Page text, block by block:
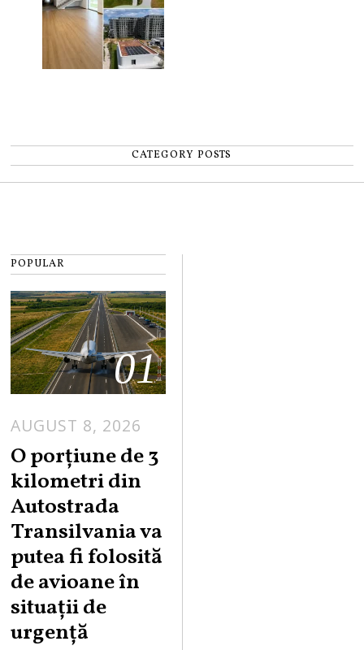
CATEGORY POSTS
POPULAR
01
AUGUST 8, 2026
U
G
T
8
O porțiune de 3
kilometri din
Autostrada
Transilvania va
putea fi folosită
de avioane în
situații de
urgență